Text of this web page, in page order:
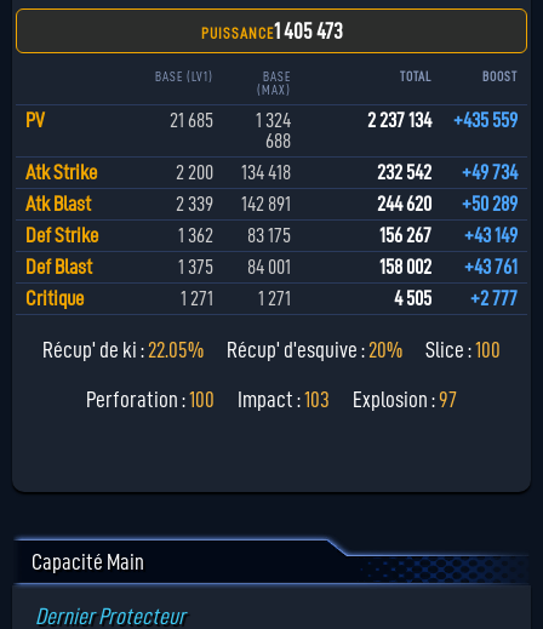
PUISSANCE1 405 473
BASE (LV1)
BASE
(MAX)
TOTAL BOOST
PV 21 685
1 324
688
2 237 134 +435 559
Atk Strike 2 200 134 418 232 542
+49 734
Atk Blast
2 339 142 891 244 620
+50 289
Def Strike
1 362 83 175 156 267
+43 149
Def Blast
1 375 84 001 158 002
+43 761
Critique
1 271 1 271 4 505 +2 777
Récup' de ki : 22.05% Récup' d'esquive : 20% Slice :100
Perforation :100 Impact :103 Explosion :97
Capacité Main
Dernier Protecteur